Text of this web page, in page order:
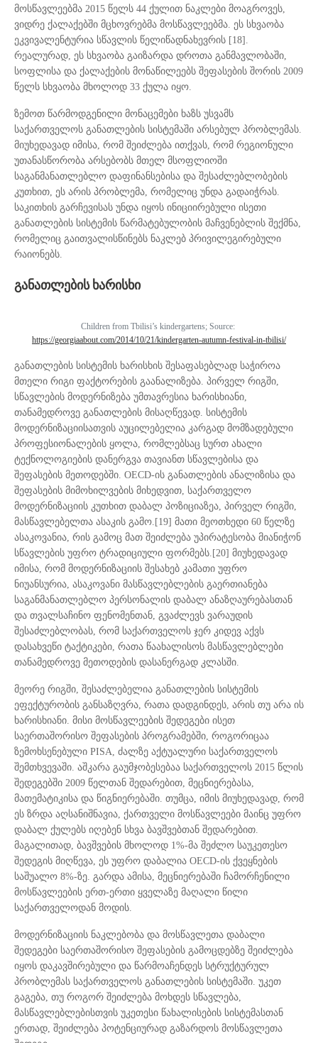
მოსწავლეებმა 2015 წელს 44 ქულით ნაკლები მოაგროვეს,
ვიდრე ქალაქებში მცხოვრებმა მოსწავლეებმა. ეს სხვაობა
ეკვივალენტურია სწავლის წელიწადნახევრის [18].
რეალურად, ეს სხვაობა გაიზარდა დროთა განმავლობაში,
სოფლისა და ქალაქების მონაწილეებს შეფასების შორის 2009
წელს სხვაობა მხოლოდ 33 ქულა იყო.
ზემოთ წარმოდგენილი მონაცემები ხაზს უსვამს
საქართველოს განათლების სისტემაში არსებულ პრობლემას.
მიუხედავად იმისა, რომ შეიძლება ითქვას, რომ რეგიონული
უთანასწორობა არსებობს მთელ მსოფლიოში
საგანმანათლებლო დაფინანსებისა და შესაძლებლობების
კუთხით, ეს არის პრობლემა, რომელიც უნდა გადაიჭრას.
საკითხის გარჩევისას უნდა იყოს ინიციირებული ისეთი
განათლების სისტემის წარმატებულობის მაჩვენებლის შექმნა,
რომელიც გაითვალისწინებს ნაკლებ პრივილეგირებული
რაიონებს.
განათლების ხარისხი
Children from Tbilisi’s kindergartens; Source:
https://georgiaabout.com/2014/10/21/kindergarten-autumn-festival-in-tbilisi/
განათლების სისტემის ხარისხის შესაფასებლად საჭიროა
მთელი რიგი ფაქტორების გაანალიზება. პირველ რიგში,
სწავლების მოდერნიზება უმთავრესია ხარისხიანი,
თანამედროვე განათლების მისაღწევად. სისტემის
მოდერნიზაციისათვის აუცილებელია კარგად მომზადებული
პროფესიონალების ყოლა, რომლებსაც სურთ ახალი
ტექნოლოგიების დანერგვა თავიანთ სწავლებისა და
შეფასების მეთოდებში. OECD-ის განათლების ანალიზისა და
შეფასების მიმოხილვების მიხედვით, საქართველო
მოდერნიზაციის კუთხით დაბალ პოზიციაზეა, პირველ რიგში,
მასწავლებელთა ასაკის გამო.[19] მათი მეოთხედი 60 წელზე
ასაკოვანია, რის გამოც მათ შეიძლება უპირატესობა მიანიჭონ
სწავლების უფრო ტრადიციული ფორმებს.[20] მიუხედავად
იმისა, რომ მოდერნიზაციის შესახებ კამათი უფრო
ნიუანსურია, ასაკოვანი მასწავლებლების გაერთიანება
საგანმანათლებლო პერსონალის დაბალ ანაზღაურებასთან
და თვალსაჩინო ფენომენთან, გვაძლევს ვარაუდის
შესაძლებლობას, რომ საქართველოს ჯერ კიდევ აქვს
დასახვეწი ტაქტიკები, რათა წაახალისოს მასწავლებლები
თანამედროვე მეთოდების დასანერგად კლასში.
მეორე რიგში, შესაძლებელია განათლების სისტემის
ეფექტურობის განსაზღვრა, რათა დადგინდეს, არის თუ არა ის
ხარისხიანი. მისი მოსწავლეების შედეგები ისეთ
საერთაშორისო შეფასების პროგრამებში, როგორიცაა
ზემოხსენებული PISA, ძალზე აქტუალური საქართველოს
შემთხვევაში. აშკარა გაუმჯობესებაა საქართველოს 2015 წლის
შედეგებში 2009 წელთან შედარებით, მეცნიერებასა,
მათემატიკისა და წიგნიერებაში. თუმცა, იმის მიუხედავად, რომ
ეს ზრდა აღსანიშნავია, ქართველი მოსწავლეები მაინც უფრო
დაბალ ქულებს იღებენ სხვა ბავშვებთან შედარებით.
მაგალითად, ბავშვების მხოლოდ 1%-მა შეძლო საუკეთესო
შედეგის მიღწევა, ეს უფრო დაბალია OECD-ის ქვეყნების
საშუალო 8%-ზე. გარდა ამისა, მეცნიერებაში ჩამორჩენილი
მოსწავლეების ერთ-ერთი ყველაზე მაღალი წილი
საქართველოდან მოდის.
მოდერნიზაციის ნაკლებობა და მოსწავლეთა დაბალი
შედეგები საერთაშორისო შეფასების გამოცდებზე შეიძლება
იყოს დაკავშირებული და წარმოაჩენდეს სტრუქტურულ
პრობლემას საქართველოს განათლების სისტემაში. უკეთ
გაგება, თუ როგორ შეიძლება მოხდეს სწავლება,
მასწავლებლებისთვის უკეთესი წახალისების სისტემასთან
ერთად, შეიძლება პოტენციურად გაზარდოს მოსწავლეთა